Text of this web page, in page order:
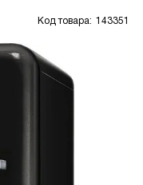
Код товара: 143351